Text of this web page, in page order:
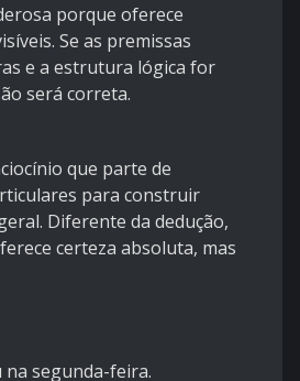
porque oferece
Se as premissas
e a estrutura lógica for
será correta.
que parte de
para construir
Diferente da dedução,
certeza absoluta, mas
segunda-feira.